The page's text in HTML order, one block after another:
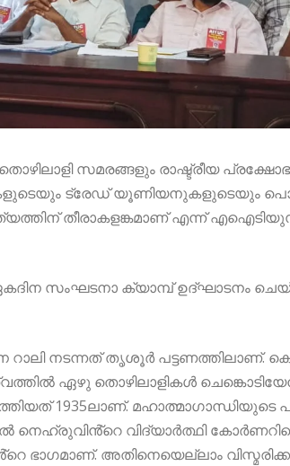
സമരങ്ങളും രാഷ്ട്രീയ
ട്രേഡ്
തീരാകളങ്കമാണ് എന്ന്
സംഘടനാ ക്യാമ്പ് ഉദ്ഘാടനം
റാലി നടന്നത് തൃശൂർ പട്ടണത്തിലാണ്.
ഏഴു തൊഴിലാളികൾ
1935ലാണ്. മഹാത്മാഗാന്ധിയുടെ
നെഹ്രുവിൻ്റെ വിദ്യാർത്ഥി
ഭാഗമാണ്. അതിനെയെല്ലാം